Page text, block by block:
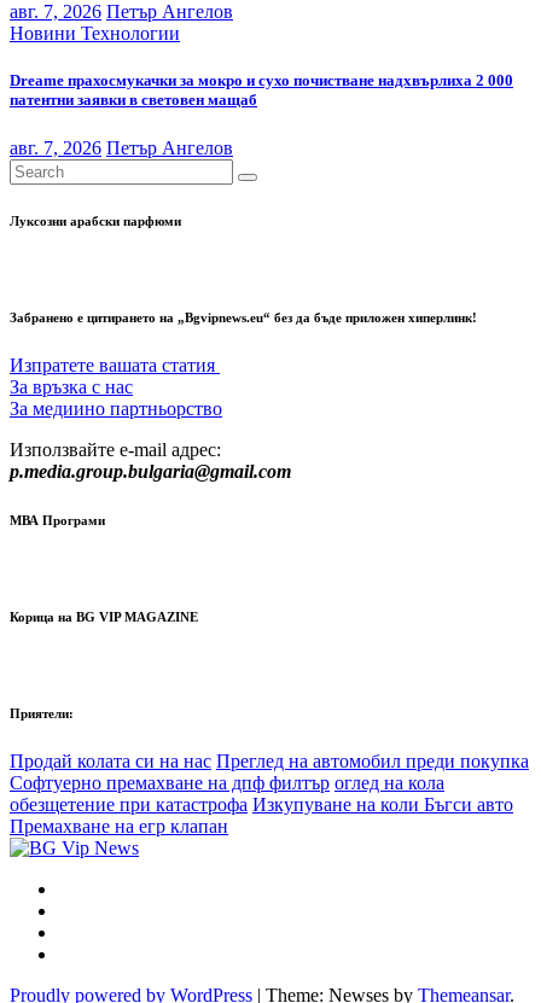
авг. 7, 2026 Петър Ангелов
Новини Технологии
Dreame прахосмукачки за мокро и сухо почистване надхвърлиха 2 000
патентни заявки в световен мащаб
авг. 7, 2026 Петър Ангелов
Луксозни арабски парфюми
Забранено е цитирането на „Bgvipnews.eu“ без да бъде приложен хиперлинк!
Изпратете вашата статия
За връзка с нас
За медиино партньорство
Използвайте e-mail адрес:
p.media.group.bulgaria@gmail.com
МВА Програми
Корица на BG VIP MAGAZINE
Приятели:
Продай колата си на нас Преглед на автомобил преди покупка
Софтуерно премахване на дпф филтър оглед на кола
обезщетение при катастрофа Изкупуване на коли Бъгси авто
Премахване на егр клапан
Proudly powered by WordPress | Theme: Newses by Themeansar.